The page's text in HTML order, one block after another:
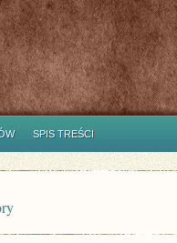
SPIS TREŚCI